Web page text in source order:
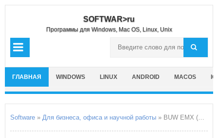
SOFTWAR>ru
Программы для Windows, Mac OS, Linux, Unix
ГЛАВНАЯ WINDOWS LINUX ANDROID MACOS
Software » Для бизнеса, офиса и научной работы » BUW EMX (Expert Moldbase Extentions) for Creo 10.0.x